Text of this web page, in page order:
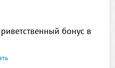
бонус в